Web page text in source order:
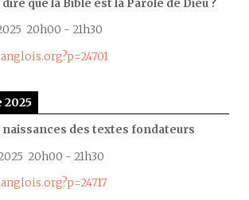
dire que la Bible est la Parole de Dieu ?
20h00 - 21h30
2025
naissances des textes fondateurs
20h00 - 21h30